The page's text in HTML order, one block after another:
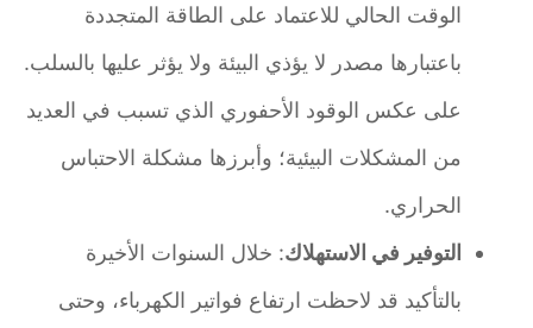
الوقت الحالي للاعتماد على الطاقة المتجددة
باعتبارها مصدر لا يؤذي البيئة ولا يؤثر عليها بالسلب.
على عكس الوقود الأحفوري الذي تسبب في العديد
من المشكلات البيئية؛ وأبرزها مشكلة الاحتباس
الحراري.
التوفير في الاستهلاك: خلال السنوات الأخيرة
بالتأكيد قد لاحظت ارتفاع فواتير الكهرباء، وحتى